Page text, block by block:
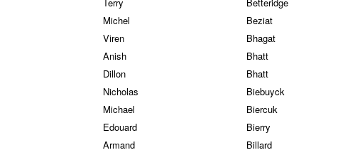
Michel
Beziat
Viren
Bhagat
Anish
Bhatt
Dillon
Bhatt
Nicholas
Biebuyck
Michael
Biercuk
Edouard
Bierry
Armand
Billard